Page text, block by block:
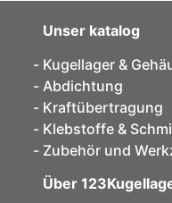
Unser katalog
Kugellager &
Abdichtung
Kraftübertragung
Klebstoffe &
Zubehör und
Über